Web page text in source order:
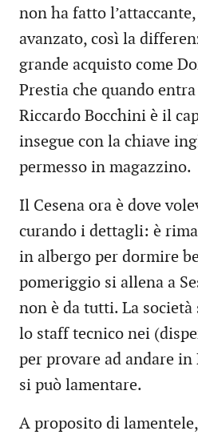
non ha fatto
avanzato, così la
grande acquisto come
Prestia che quando
Riccardo Bocchini è il
insegue con la chiave
permesso in magazzino.
Il Cesena ora è dove
curando i dettagli: è
in albergo per dormire
pomeriggio si allena a
non è da tutti. La
lo staff tecnico nei
per provare ad andare in
si può lamentare.
A proposito di